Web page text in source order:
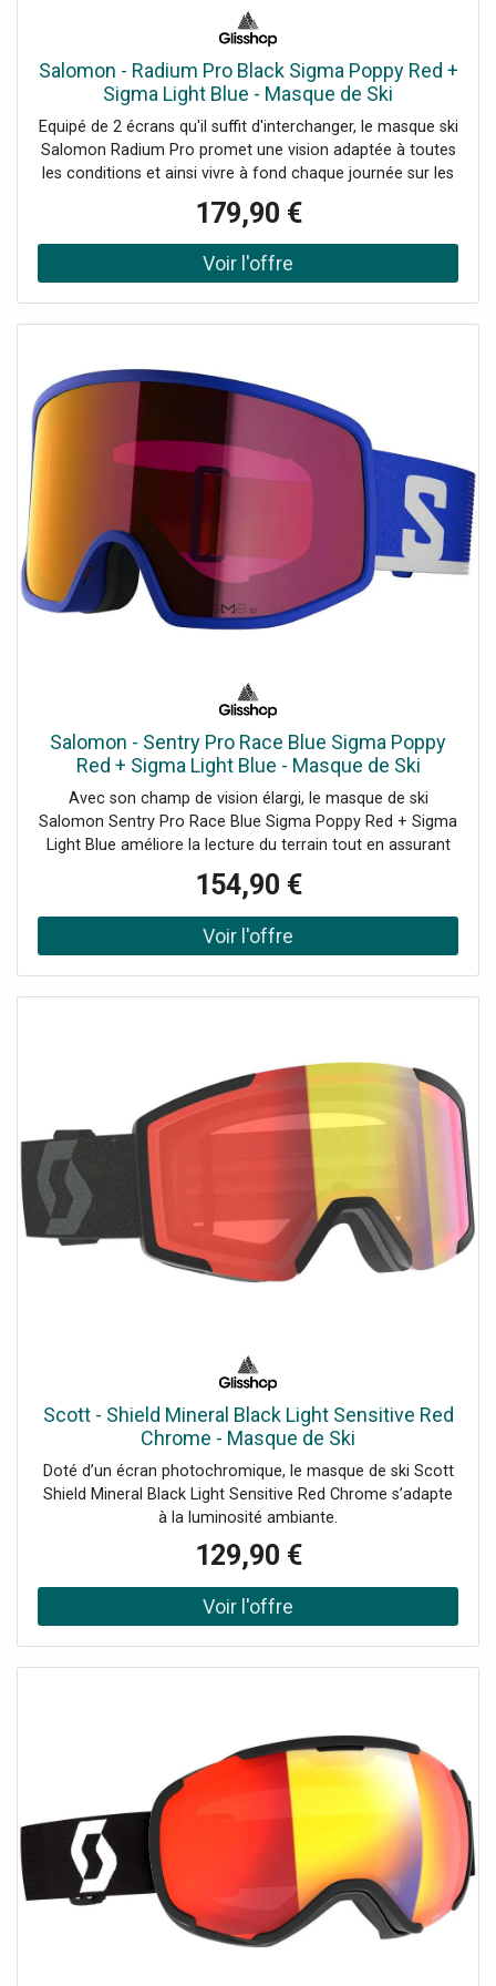
Salomon - Radium Pro Black Sigma Poppy Red +
Sigma Light Blue - Masque de Ski
Equipé de 2 écrans qu'il suffit d'interchanger, le masque ski
Salomon Radium Pro promet une vision adaptée à toutes
les conditions et ainsi vivre à fond chaque journée sur les
179,90 €
Salomon - Sentry Pro Race Blue Sigma Poppy
Red + Sigma Light Blue - Masque de Ski
Avec son champ de vision élargi, le masque de ski
Salomon Sentry Pro Race Blue Sigma Poppy Red + Sigma
Light Blue améliore la lecture du terrain tout en assurant
154,90 €
Scott - Shield Mineral Black Light Sensitive Red
Chrome - Masque de Ski
Doté d’un écran photochromique, le masque de ski Scott
Shield Mineral Black Light Sensitive Red Chrome s’adapte
à la luminosité ambiante.
129,90 €